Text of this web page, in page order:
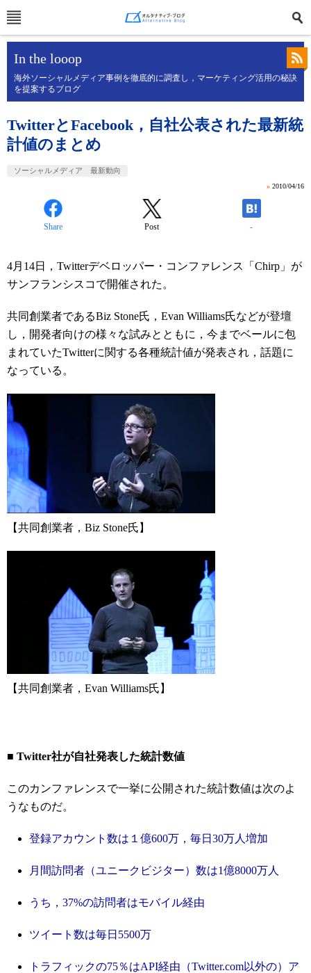
In the looop
海外ソーシャルメディア事例を徹底的に調査し，マーケティング活用の秘訣
を提案するブログ
TwitterとFacebook，自社公表された最新統
計値のまとめ
ソーシャルメディア 最新動向
» 2010/04/16
Share Post -
4月14日，Twitterデベロッパー・コンファレンス「Chirp」が
サンフランシスコで開催された。
共同創業者であるBiz Stone氏，Evan Williams氏などが登壇
し，開発者向けの様々な試みとともに，今までベールに包
まれていたTwitterに関する各種統計値が発表され，話題に
なっている。
【共同創業者，Biz Stone氏】
【共同創業者，Evan Williams氏】
■ Twitter社が自社発表した統計数値
このカンファレンスで一挙に公開された統計数値は次のよ
うなものだ。
登録アカウント数は１億600万，毎日30万人増加
月間訪問者（ユニークビジター）数は1億8000万人
うち，37%の訪問者はモバイル経由
ツイート数は毎日5500万
トラフィックの75％はAPI経由（Twitter.com以外の）ア